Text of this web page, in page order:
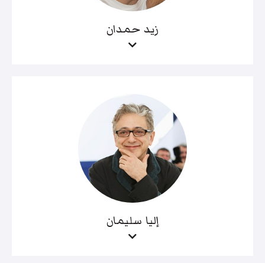
زيد حمدان
إليا سليمان